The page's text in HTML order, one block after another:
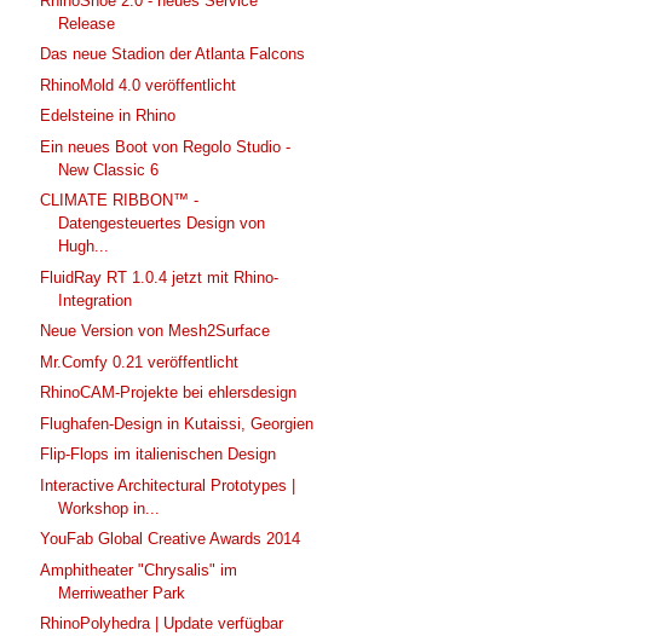
Release
Das neue Stadion der Atlanta Falcons
RhinoMold 4.0 veröffentlicht
Edelsteine in Rhino
Ein neues Boot von Regolo Studio -
New Classic 6
CLIMATE RIBBON™ -
Datengesteuertes Design von
Hugh...
FluidRay RT 1.0.4 jetzt mit Rhino-
Integration
Neue Version von Mesh2Surface
Mr.Comfy 0.21 veröffentlicht
RhinoCAM-Projekte bei ehlersdesign
Flughafen-Design in Kutaissi, Georgien
Flip-Flops im italienischen Design
Interactive Architectural Prototypes |
Workshop in...
YouFab Global Creative Awards 2014
Amphitheater "Chrysalis" im
Merriweather Park
RhinoPolyhedra | Update verfügbar